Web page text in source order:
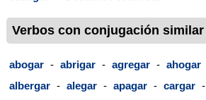
Verbos con conjugación similar
abogar - abrigar - agregar - ahogar
albergar - alegar - apagar - cargar -